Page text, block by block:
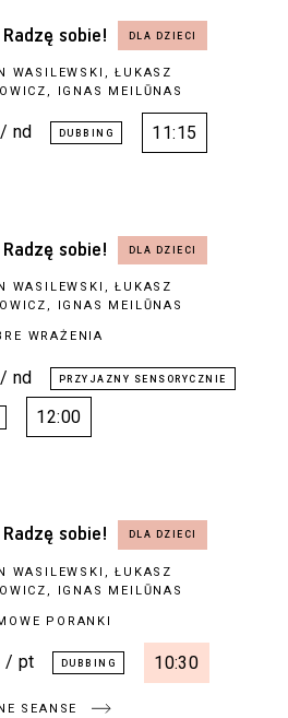
sobie!
WASILEWSKI, ŁUKASZ
IGNAS MEILŪNAS
nd 11:15
sobie!
WASILEWSKI, ŁUKASZ
IGNAS MEILŪNAS
WRAŻENIA
nd
12:00
sobie!
WASILEWSKI, ŁUKASZ
IGNAS MEILŪNAS
PORANKI
/ pt 10:30
SEANSE